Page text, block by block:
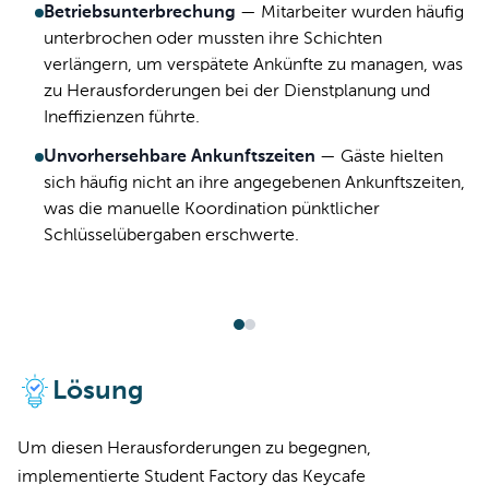
Betriebsunterbrechung — Mitarbeiter wurden häufig
unterbrochen oder mussten ihre Schichten
verlängern, um verspätete Ankünfte zu managen, was
zu Herausforderungen bei der Dienstplanung und
Ineffizienzen führte.
Unvorhersehbare Ankunftszeiten — Gäste hielten
sich häufig nicht an ihre angegebenen Ankunftszeiten,
was die manuelle Koordination pünktlicher
Schlüsselübergaben erschwerte.
Lösung
Um diesen Herausforderungen zu begegnen,
implementierte Student Factory das Keycafe